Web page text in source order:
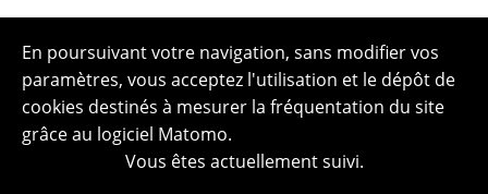
En poursuivant votre navigation, sans modifier vos
paramètres, vous acceptez l'utilisation et le dépôt de
cookies destinés à mesurer la fréquentation du site
grâce au logiciel Matomo.
Vous êtes actuellement suivi.